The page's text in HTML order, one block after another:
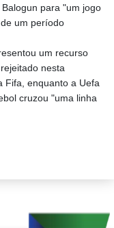
para "um jogo
um período
um recurso
nesta
Fifa, enquanto a Uefa
cruzou "uma linha